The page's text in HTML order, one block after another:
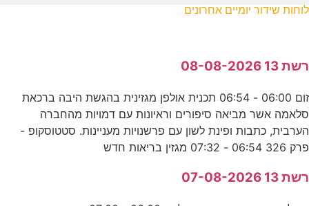
לוחות שידור יומיים אחרונים
רשת 13 08-08-2026
זום 06:00 - 06:54 תכנית אולפן מגזינית בהגשת היבה ברכאת
סלאמה אשר מביאה סיפורים וראיונות עם דמויות מהחברה
הערבית, כתבות ופינת לשון עם פרשנויות מעניינות. סטטוסקופ -
פרק 326 06:54 - 07:32 מגזין בריאות חדש
רשת 13 07-08-2026